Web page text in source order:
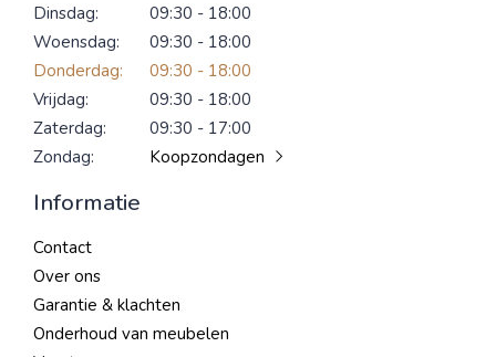
Dinsdag:
09:30 - 18:00
Woensdag:
09:30 - 18:00
Donderdag:
09:30 - 18:00
Vrijdag:
09:30 - 18:00
Zaterdag:
09:30 - 17:00
Zondag:
Koopzondagen
Informatie
Contact
Over ons
Garantie & klachten
Onderhoud van meubelen